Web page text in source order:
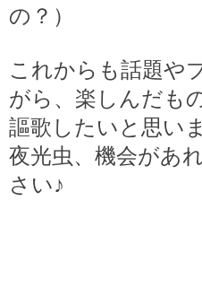
の？）
これからも話題や
がら、楽しんだも
謳歌したいと思い
夜光虫、機会があ
さい♪